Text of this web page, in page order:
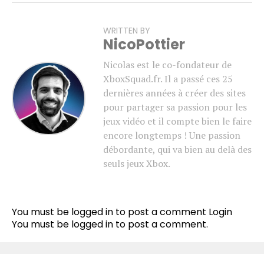
WRITTEN BY
NicoPottier
Nicolas est le co-fondateur de
XboxSquad.fr. Il a passé ces 25
dernières années à créer des sites
pour partager sa passion pour les
jeux vidéo et il compte bien le faire
encore longtemps ! Une passion
débordante, qui va bien au delà des
seuls jeux Xbox.
You must be logged in to post a comment Login
You must be logged in to post a comment.